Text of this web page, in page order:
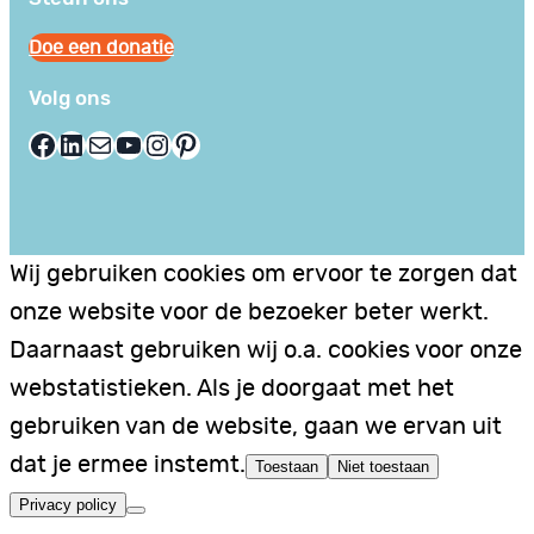
Doe een donatie
Volg ons
Facebook LinkedIn E-mail YouTube InstagramPinterest
Wij gebruiken cookies om ervoor te zorgen dat
onze website voor de bezoeker beter werkt.
Daarnaast gebruiken wij o.a. cookies voor onze
webstatistieken. Als je doorgaat met het
gebruiken van de website, gaan we ervan uit
dat je ermee instemt. Toestaan Niet toestaan
Privacy policy